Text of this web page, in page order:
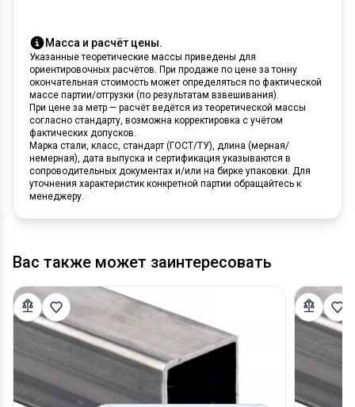
Масса и расчёт цены.
Указанные теоретические массы приведены для
ориентировочных расчётов. При продаже по цене за тонну
окончательная стоимость может определяться по фактической
массе партии/отгрузки (по результатам взвешивания).
При цене за метр — расчёт ведётся из теоретической массы
согласно стандарту, возможна корректировка с учётом
фактических допусков.
Марка стали, класс, стандарт (ГОСТ/ТУ), длина (мерная/
немерная), дата выпуска и сертификация указываются в
сопроводительных документах и/или на бирке упаковки. Для
уточнения характеристик конкретной партии обращайтесь к
менеджеру.
Вас также может заинтересовать